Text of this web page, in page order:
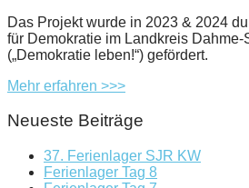
Das Projekt wurde in 2023 & 2024
für Demokratie im Landkreis Dahme-
(„Demokratie leben!“) gefördert.
Mehr erfahren >>>
Neueste Beiträge
37. Ferienlager SJR KW
Ferienlager Tag 8